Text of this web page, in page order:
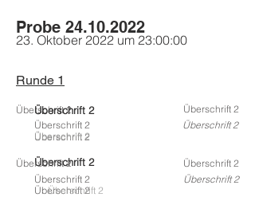
Probe 24.10.2022
23. Oktober 2022 um 23:00:00
Runde 1
Überschrift 2
Überschrift 2
Überschrift 2
Überschrift 2
Überschrift 2
Überschrift 2
Überschrift 2
Überschrift 2
Überschrift 2
Überschrift 2
Überschrift 2
Überschrift 2
Überschrift 2
Überschrift 2